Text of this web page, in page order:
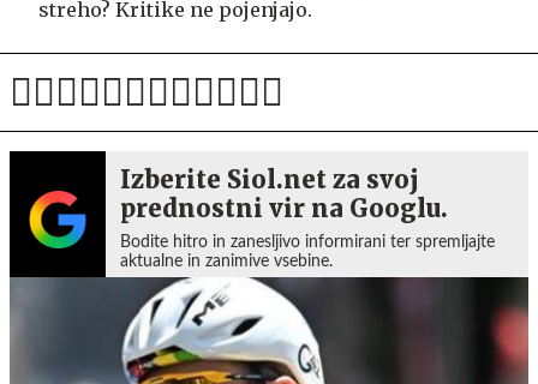
streho? Kritike ne pojenjajo.
Izberite Siol.net za svoj
prednostni vir na Googlu.
Bodite hitro in zanesljivo informirani ter spremljajte
aktualne in zanimive vsebine.